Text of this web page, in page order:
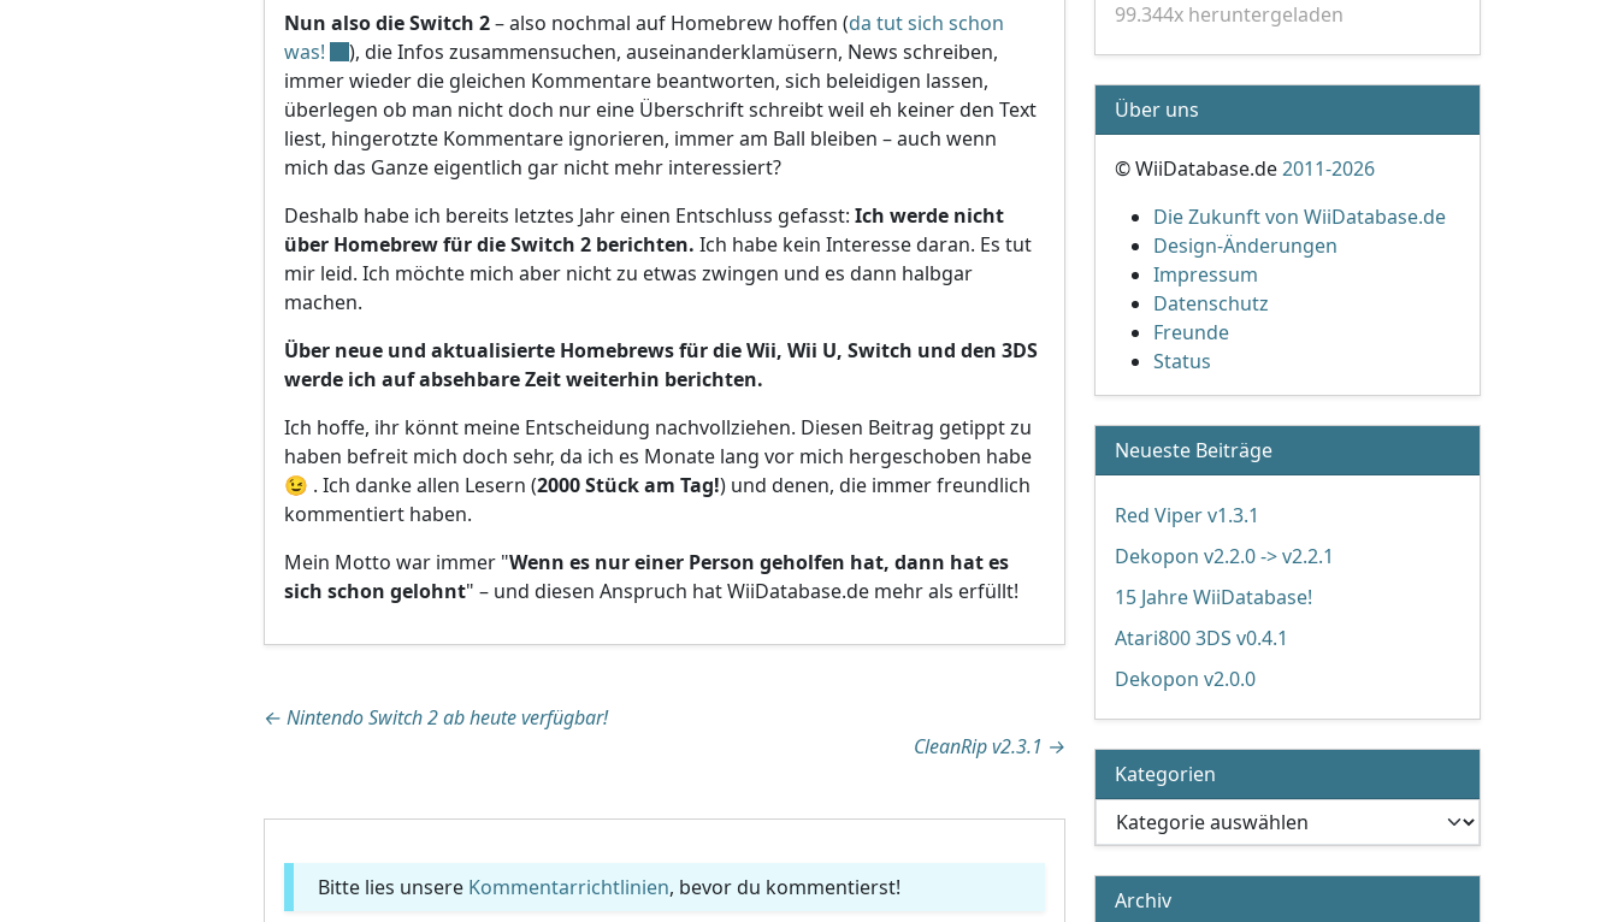
Nun also die Switch 2– also nochmal auf Homebrew hoffen (da tut sich schon
was!
), die Infos zusammensuchen, aus­ei­n­an­der­kla­mü­sern, News schreiben,
immer wieder die gleichen Kommentare beantworten, sich beleidigen lassen,
überlegen ob man nicht doch nur eine Überschrift schreibt weil eh keiner den Text
liest, hingerotzte Kommentare ignorieren, immer am Ball bleiben – auch wenn
mich das Ganze eigentlich gar nicht mehr interessiert?
Deshalb habe ich bereits letztes Jahr einen Entschluss gefasst: Ich werde nicht
über Homebrew für die Switch 2 berichten. Ich habe kein Interesse daran. Es tut
mir leid. Ich möchte mich aber nicht zu etwas zwingen und es dann halbgar
machen.
Über neue und aktualisierte Homebrews für die Wii, Wii U, Switch und den 3DS
werde ich auf absehbare Zeit weiterhin berichten.
Ich hoffe, ihr könnt meine Entscheidung nachvollziehen. Diesen Beitrag getippt zu
haben befreit mich doch sehr, da ich es Monate lang vor mich hergeschoben habe
😉 . Ich danke allen Lesern (2000 Stück am Tag!) und denen, die immer freundlich
kommentiert haben.
Mein Motto war immer "Wenn es nur einer Person geholfen hat, dann hat es
sich schon gelohnt" – und diesen Anspruch hat WiiDatabase.de mehr als erfüllt!
Beitragsnavigation
← Nintendo Switch 2 ab heute verfügbar!
CleanRip v2.3.1 →
Bitte lies unsere Kommentarrichtlinien, bevor du kommentierst!
99.344x heruntergeladen
Über uns
© WiiDatabase.de2011-2026
Die Zukunft von WiiDatabase.de
Design-Änderungen
Impressum
Datenschutz
Freunde
Status
Neueste Beiträge
Red Viper v1.3.1
Dekopon v2.2.0 -> v2.2.1
15 Jahre WiiDatabase!
Atari800 3DS v0.4.1
Dekopon v2.0.0
Kategorien
Kategorien
Archiv
Archiv